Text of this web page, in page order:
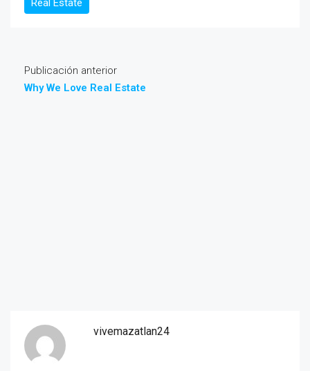
Real Estate
Publicación anterior
Why We Love Real Estate
vivemazatlan24